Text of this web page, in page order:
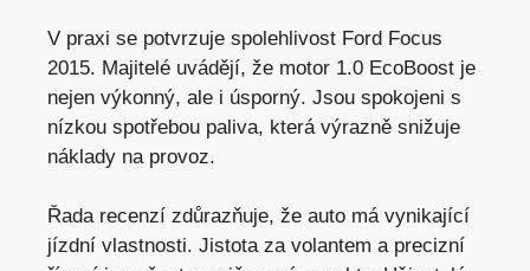
V praxi se potvrzuje spolehlivost Ford Focus
2015. Majitelé uvádějí, že motor 1.0 EcoBoost je
nejen výkonný, ale i úsporný. Jsou spokojeni s
nízkou spotřebou paliva, která výrazně snižuje
náklady na provoz.
Řada recenzí zdůrazňuje, že auto má vynikající
jízdní vlastnosti. Jistota za volantem a precizní